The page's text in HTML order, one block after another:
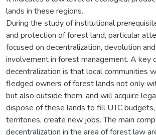
lands in these regions.
During the study of institutional
and protection of forest land, particular
focused on decentralization, devolution
involvement in forest management. A key
decentralization is that local communities
fledged owners of forest lands not only
but also outside them, and will acquire
dispose of these lands to fill UTC
territories, create new jobs. The main
decentralization in the area of forest law